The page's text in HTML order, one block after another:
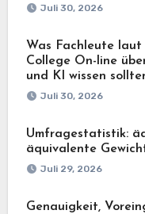
Juli 30, 2026
Was Fachleute
College On-line
und KI wissen
Juli 30, 2026
Umfragestatistik:
äquivalente
Juli 29, 2026
Genauigkeit,